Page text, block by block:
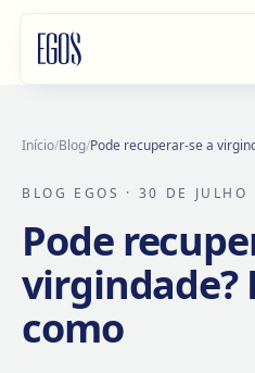
Início/Blog/Pode recuperar-se a
BLOG EGOS · 30 DE JULHO
Pode
virgindade?
como